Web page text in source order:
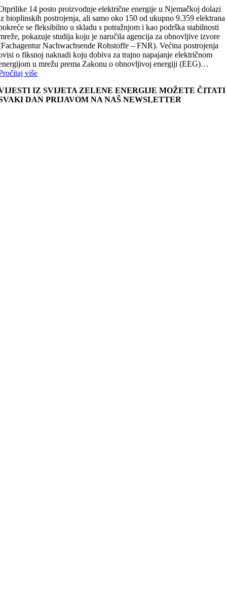
14 posto proizvodnje električne energije u Njemačkoj dolazi
bioplinskih postrojenja, ali samo oko 150 od ukupno 9.359 elektrana
se fleksibilno u skladu s potražnjom i kao podrška stabilnosti
pokazuje studija koju je naručila agencija za obnovljive izvore
Nachwachsende Rohstoffe – FNR). Većina postrojenja
o fiksnoj naknadi koju dobiva za trajno napajanje električnom
u mrežu prema Zakonu o obnovljivoj energiji (EEG)…
više
IZ SVIJETA ZELENE ENERGIJE MOŽETE ČITATI
DAN PRIJAVOM NA NAŠ NEWSLETTER